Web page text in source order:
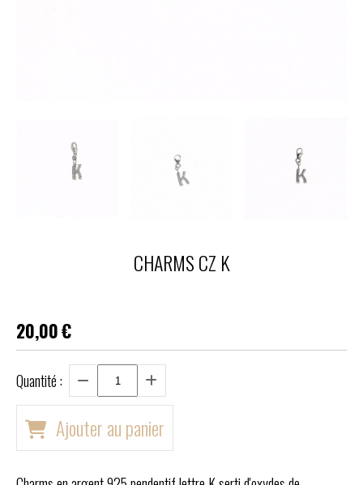
CHARMS CZ K
20,00€
Quantité :
Ajouter au panier